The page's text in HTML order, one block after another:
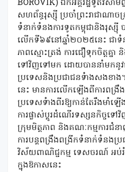
BOROVIK) ឯកអគ្គរដ្ឋទូតវិសា
សហព័ន្ធរុស្ស៊ី ប្រចាំព្រះរាជាណាច
ទំនាក់ទំនងការទូតកម្ពុជានិងរុស្
លើកទី៦៩នៅឆ្នាំ២០២៥នេះ ជាទំ
ភាពស្មោះត្រង់ ការជឿទុកចិត្តគ្ន
ទៅវិញទៅមក ដោយបាននាំមក
ប្រទេសនិងប្រជាជនទំាងសងខាង។
នេះ មានការលើកឡើងពីការពង្
ប្រទេសទំាងពីរឱ្យកាន់តែរឹងមាំឡ
ការផ្លាស់ប្តូរដំណើរទស្សនកិច្ចទៅ
ក្រុមមិត្តភាព និងគណៈកម្មការជំ
ការបន្តពង្រឹងពង្រីកទំនាក់ទំនងប្
វិស័យពាណិជ្ជកម្ម ទេសចរណ៍ អប់
ក្នុងឱកាសនេះ